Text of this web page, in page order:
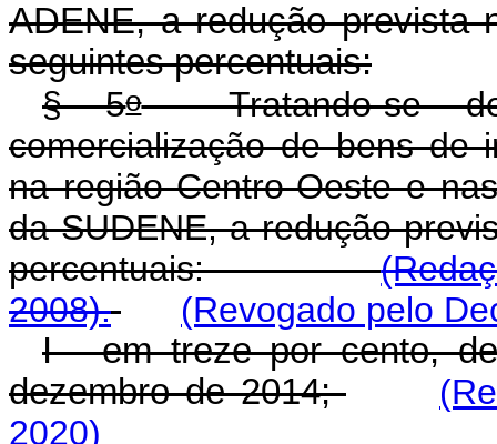
ADENE, a redução prevista
seguintes percentuais:
§ 5oTratando-se de
comercialização de bens de
na região Centro-Oeste e
da SUDENE, a redução
percentuais:
2008).
(Revogado pelo
I - em treze por cento,
dezembro de 2014;
2020)